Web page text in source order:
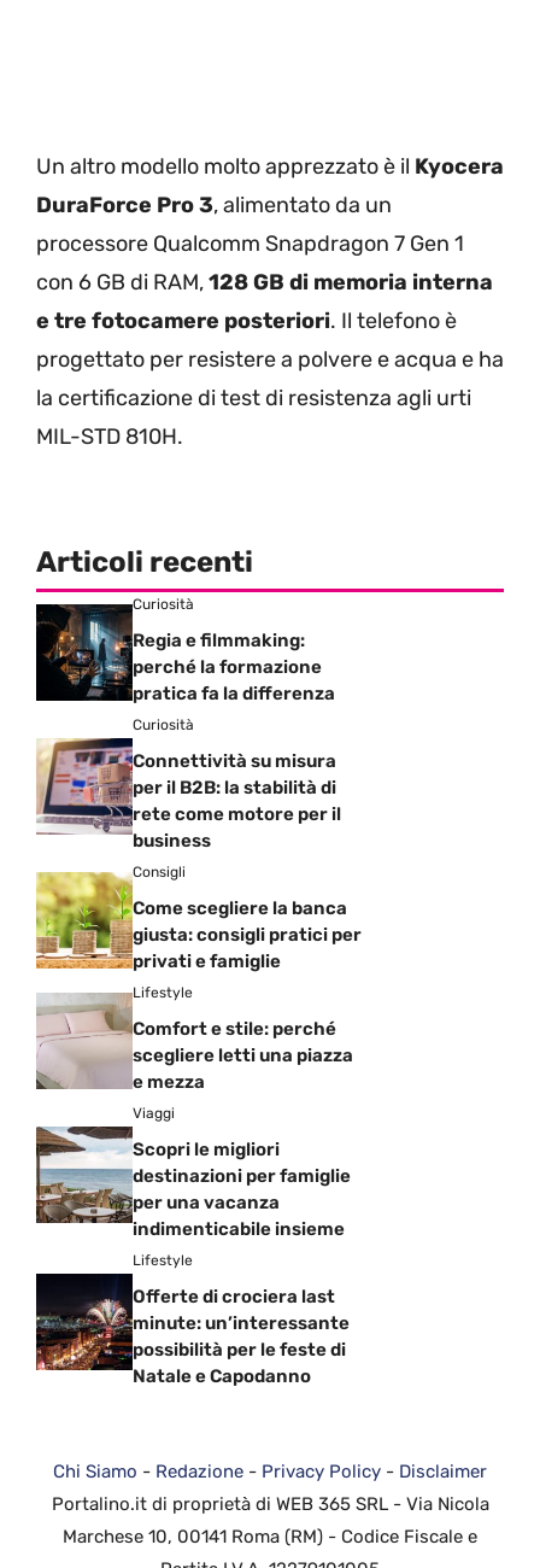
Un altro modello molto apprezzato è il Kyocera
DuraForce Pro 3, alimentato da un
processore Qualcomm Snapdragon 7 Gen 1
con 6 GB di RAM,128 GB di memoria interna
e tre fotocamere posteriori. Il telefono è
progettato per resistere a polvere e acqua e ha
la certificazione di test di resistenza agli urti
MIL-STD 810H.
Articoli recenti
Curiosità
Regia e filmmaking:
perché la formazione
pratica fa la differenza
Curiosità
Connettività su misura
per il B2B: la stabilità di
rete come motore per il
business
Consigli
Come scegliere la banca
giusta: consigli pratici per
privati e famiglie
Lifestyle
Comfort e stile: perché
scegliere letti una piazza
e mezza
Viaggi
Scopri le migliori
destinazioni per famiglie
per una vacanza
indimenticabile insieme
Lifestyle
Offerte di crociera last
minute: un’interessante
possibilità per le feste di
Natale e Capodanno
Chi Siamo - Redazione - Privacy Policy - Disclaimer
Portalino.it di proprietà di WEB 365 SRL - Via Nicola
Marchese 10, 00141 Roma (RM) - Codice Fiscale e